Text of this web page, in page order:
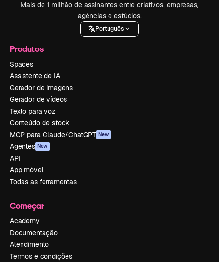
Mais de 1 milhão de assinantes entre criativos, empresas,
agências e estúdios.
Português
Produtos
Spaces
Assistente de IA
Gerador de imagens
Gerador de vídeos
Texto para voz
Conteúdo de stock
MCP para Claude/ChatGPT New
Agentes New
API
App móvel
Todas as ferramentas
Começar
Academy
Documentação
Atendimento
Termos e condições